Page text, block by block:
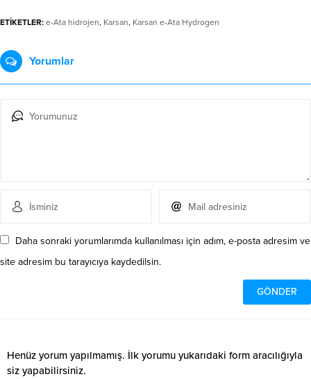
ETİKETLER: e-Ata hidrojen, Karsan, Karsan e-Ata Hydrogen
Yorumlar
Daha sonraki yorumlarımda kullanılması için adım, e-posta adresim ve
site adresim bu tarayıcıya kaydedilsin.
Henüz yorum yapılmamış. İlk yorumu yukarıdaki form aracılığıyla
siz yapabilirsiniz.